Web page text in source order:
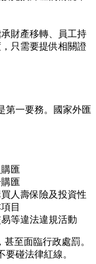
財產移轉、員工持
只需要提供相關證
第一要務。國家外匯
匯
匯
人壽保險及投資性
目
等違法違規活動
至面臨行政處罰。
碰法律紅線。